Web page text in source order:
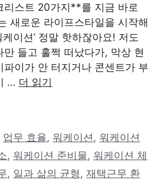
리스트 20가지**를 지금 바로
새로운 라이프스타일을 시작해
케이션’ 정말 핫하잖아요! 저도
만 들고 훌쩍 떠났다가, 막상 현
파이가 안 터지거나 콘센트가 부
… 더 읽기
업무 효율, 워케이션 , 워케이션
, 워케이션 준비물, 워케이션 체
, 일과 삶의 균형 , 재택근무 환